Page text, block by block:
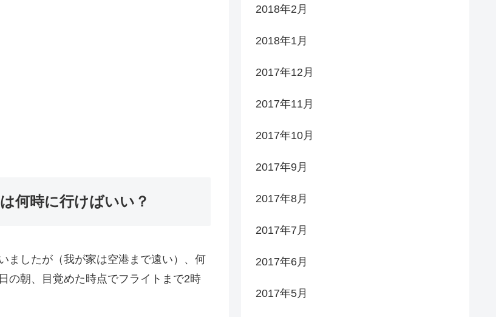
何時に行けばいい？
ましたが（我が家は空港まで遠い）、何
の朝、目覚めた時点でフライトまで2時
2018年2月
2018年1月
2017年12月
2017年11月
2017年10月
2017年9月
2017年8月
2017年7月
2017年6月
2017年5月